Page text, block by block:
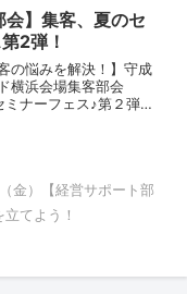
ついてはもちろん、メ
で、...
】集客、夏のセ
2弾！
の悩みを解決！】守成
横浜会場集客部会
ナーフェス♪第２弾
金）【経営サポート部
てよう！